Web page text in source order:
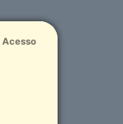
Acesso